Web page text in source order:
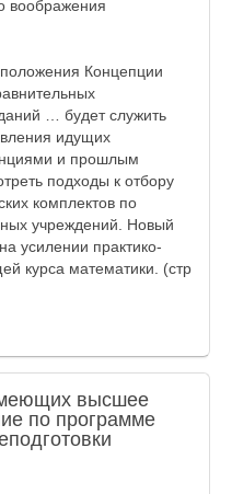
воображения
Концепции
… будет служить
идущих
и прошлым
подходы к отбору
комплектов по
учреждений. Новый
усилении практико-
курса математики. (стр
высшее
по программе